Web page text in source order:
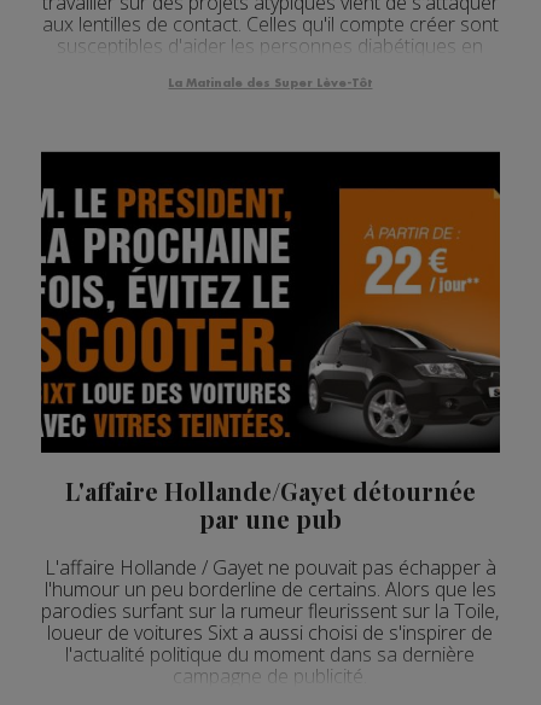
aux lentilles de contact. Celles qu'il compte créer sont
susceptibles d'aider les personnes diabétiques en
La Matinale des Super Lève-Tôt
L'affaire Hollande/Gayet détournée
par une pub
L'affaire Hollande / Gayet ne pouvait pas échapper à
l'humour un peu borderline de certains. Alors que les
parodies surfant sur la rumeur fleurissent sur la Toile,
loueur de voitures Sixt a aussi choisi de s'inspirer de
l'actualité politique du moment dans sa dernière
campagne de publicité.